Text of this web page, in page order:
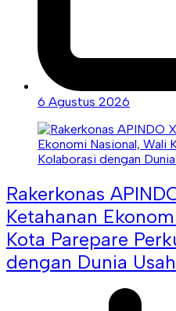
6 Agustus 2026
Rakerkonas
Ketahanan
Kota Parepare
dengan Dunia